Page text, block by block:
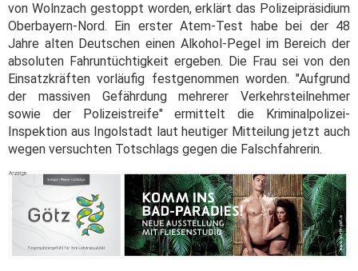
von Wolnzach gestoppt worden, erklärt das Polizeipräsidium
Oberbayern-Nord. Ein erster Atem-Test habe bei der 48
Jahre alten Deutschen einen Alkohol-Pegel im Bereich der
absoluten Fahruntüchtigkeit ergeben. Die Frau sei von den
Einsatzkräften vorläufig festgenommen worden. "Aufgrund
der massiven Gefährdung mehrerer Verkehrsteilnehmer
sowie der Polizeistreife" ermittelt die Kriminalpolizei-
Inspektion aus Ingolstadt laut heutiger Mitteilung jetzt auch
wegen versuchten Totschlags gegen die Falschfahrerin.